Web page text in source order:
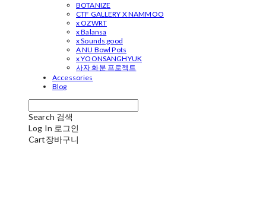
BOTANIZE
CTF GALLERY X NAMMOO
x OZWRT
x Balansa
x Sounds good
A NU Bowl Pots
x YOONSANGHYUK
사자 화분 프로젝트
Accessories
Blog
Search 검색
Log In 로그인
Cart장바구니